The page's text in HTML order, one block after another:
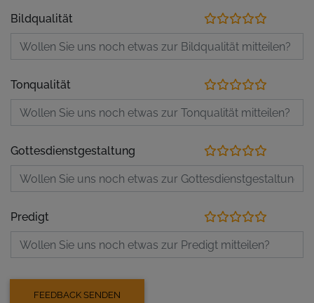
Bildqualität
Tonqualität
Gottesdienstgestaltung
Predigt